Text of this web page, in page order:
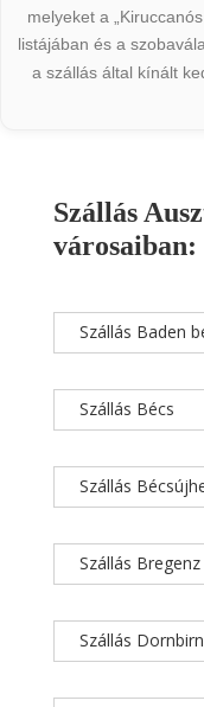
melyeket a
listájában és a
a szállás által kínált
Szállás
városaiban:
Szállás Baden
Szállás Bécs
Szállás
Szállás Bregenz
Szállás Dornbirn